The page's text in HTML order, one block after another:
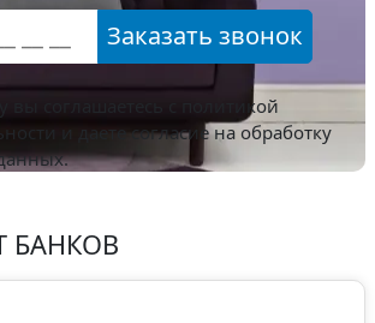
Заказать звонок
соглашаетесь с
политикой
и даете согласие на обработку
БАНКОВ